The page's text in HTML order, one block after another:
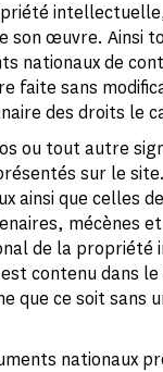
son œuvre. Ainsi
nationaux de
faite sans
des droits le
ou tout autre
sur le
ainsi que celles
mécènes
de la propriété
contenu dans
que ce soit sans
nationaux